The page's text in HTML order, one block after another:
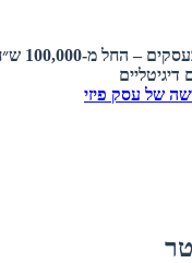
– החל מ-100,000 ש״ח
של עסק פיזי